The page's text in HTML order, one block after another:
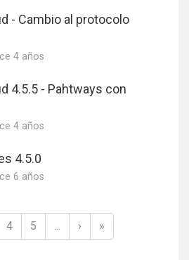
- Cambio al protocolo
4 años
4.5.5 - Pahtways con
4 años
4.5.0
6 años
4 5 ... › »